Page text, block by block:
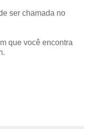
ser chamada no
que você encontra